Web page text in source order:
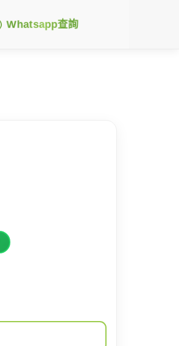
Whatsapp查詢